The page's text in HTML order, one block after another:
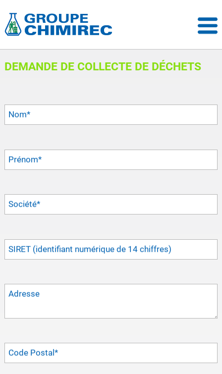
DEMANDE DE COLLECTE DE DÉCHETS
Nom*
Prénom*
Société*
SIRET (identifiant numérique de 14 chiffres)
Adresse
Code Postal*